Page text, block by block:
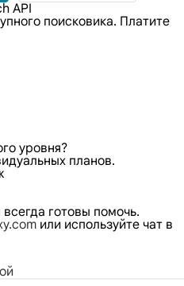
API
поисковика. Платите
уровня?
планов.
готовы помочь.
или используйте чат в